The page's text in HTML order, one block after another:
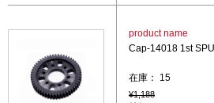
product name
Cap-14018 1st
在庫： 15
¥1,188